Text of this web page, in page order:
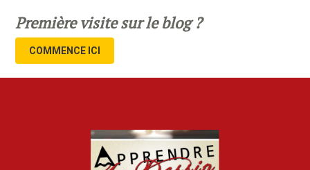
Première visite sur le blog ?
COMMENCE ICI